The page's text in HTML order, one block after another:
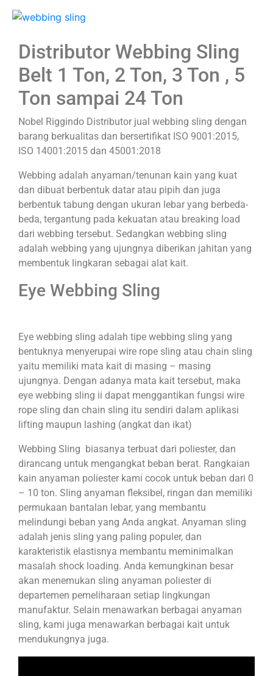
Distributor Webbing Sling
Belt 1 Ton, 2 Ton, 3 Ton , 5
Ton sampai 24 Ton
Nobel Riggindo Distributor jual webbing sling dengan
barang berkualitas dan bersertifikat ISO 9001:2015,
ISO 14001:2015 dan 45001:2018
Webbing adalah anyaman/tenunan kain yang kuat
dan dibuat berbentuk datar atau pipih dan juga
berbentuk tabung dengan ukuran lebar yang berbeda-
beda, tergantung pada kekuatan atau breaking load
dari webbing tersebut. Sedangkan webbing sling
adalah webbing yang ujungnya diberikan jahitan yang
membentuk lingkaran sebagai alat kait.
Eye Webbing Sling
Eye webbing sling adalah tipe webbing sling yang
bentuknya menyerupai wire rope sling atau chain sling
yaitu memiliki mata kait di masing – masing
ujungnya. Dengan adanya mata kait tersebut, maka
eye webbing sling ii dapat menggantikan fungsi wire
rope sling dan chain sling itu sendiri dalam aplikasi
lifting maupun lashing (angkat dan ikat)
Webbing Sling biasanya terbuat dari poliester, dan
dirancang untuk mengangkat beban berat. Rangkaian
kain anyaman poliester kami cocok untuk beban dari 0
– 10 ton. Sling anyaman fleksibel, ringan dan memiliki
permukaan bantalan lebar, yang membantu
melindungi beban yang Anda angkat. Anyaman sling
adalah jenis sling yang paling populer, dan
karakteristik elastisnya membantu meminimalkan
masalah shock loading. Anda kemungkinan besar
akan menemukan sling anyaman poliester di
departemen pemeliharaan setiap lingkungan
manufaktur. Selain menawarkan berbagai anyaman
sling, kami juga menawarkan berbagai kait untuk
mendukungnya juga.